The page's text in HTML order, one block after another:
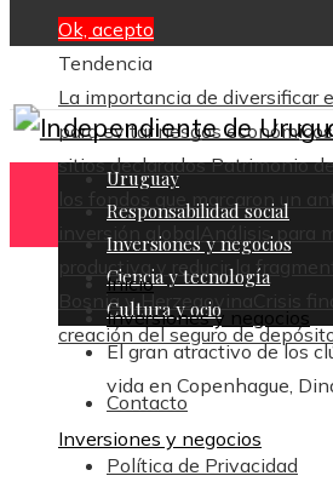
Ok, acepto
Tendencia
La importancia de diversificar
para evitar riesgos económicos
sitios declarados Patrimonio
los fondos que marcaron un
inversión global Análisis para
productiva y reducir la
Bosnia y Herzegovina
Crisis
creación del seguro de
Contacto
Política de Privacidad
Uruguay
Responsabilidad social
Inversiones y negocios
Ciencia y tecnología
Cultura y ocio
Inicio
Inversiones y negocios
El gran atractivo de los
vida en Copenhague,
Inversiones y negocios